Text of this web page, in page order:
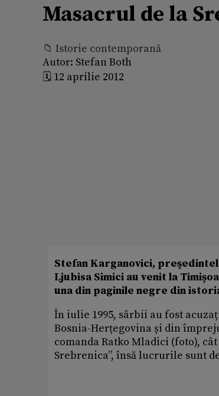
Masacrul de la
📁 Istorie contemporană
Autor: Stefan Both
🗓️ 12 aprilie 2012
Stefan Karganovici,
Ljubisa Simici au venit la
una din paginile negre din
În iulie 1995, sârbii au fost
Bosnia-Herțegovina și din
comanda Ratko Mladici (foto),
Srebrenica”, însă lucrurile sunt